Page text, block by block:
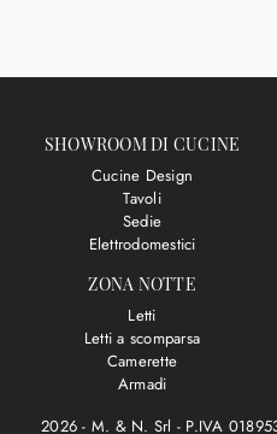
SHOWROOM DI CUCINE
Cucine Design
Tavoli
Sedie
Elettrodomestici
ZONA NOTTE
Letti
Letti a scomparsa
Camerette
Armadi
2026 - M. & N. Srl - P.IVA